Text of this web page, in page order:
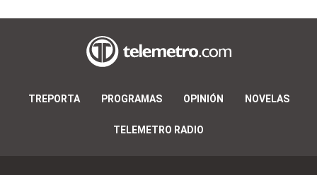
TREPORTA PROGRAMAS OPINIÓN NOVELAS
TELEMETRO RADIO